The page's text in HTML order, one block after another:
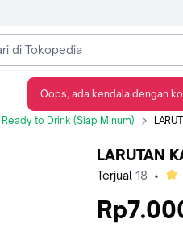
Ready to Drink (Siap Minum) LARUTAN
LARUTAN
Terjual 18 •
Oops, ada kendala dengan